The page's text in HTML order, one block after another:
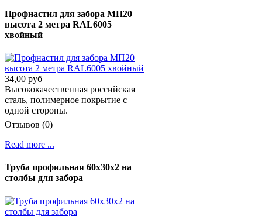
Профнастил для забора МП20
высота 2 метра RAL6005
хвойный
34,00 руб
Высококачественная российская
сталь, полимерное покрытие с
одной стороны.
Отзывов (0)
Read more ...
Труба профильная 60х30х2 на
столбы для забора